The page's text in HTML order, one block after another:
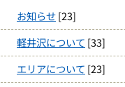
お知らせ[23]
軽井沢について [33]
エリアについて [23]